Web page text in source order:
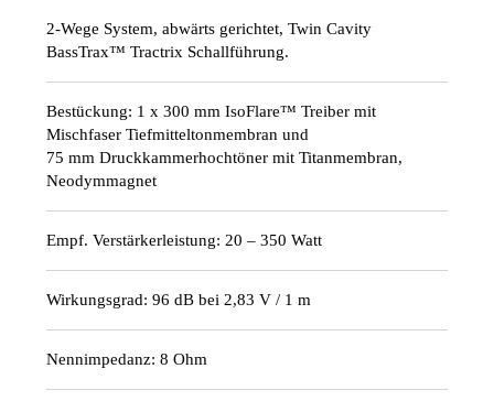
2-Wege System, abwärts gerichtet, Twin Cavity
BassTrax™ Tractrix Schallführung.
Bestückung: 1 x 300 mm IsoFlare™ Treiber mit
Mischfaser Tiefmitteltonmembran und
75 mm Druckkammerhochtöner mit Titanmembran,
Neodymmagnet
Empf. Verstärkerleistung: 20 – 350 Watt
Wirkungsgrad: 96 dB bei 2,83 V / 1 m
Nennimpedanz: 8 Ohm